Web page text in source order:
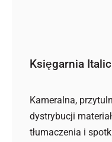
Kameralna,
tłumaczenia i